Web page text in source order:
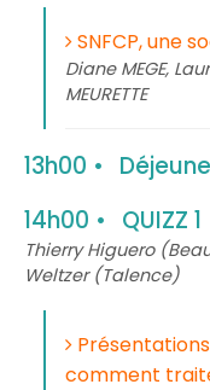
SNFCP, une
Diane MEGE,
MEURETTE
13h00
14h00
QUIZZ 1
Thierry Higuero
Weltzer (Talence)
comment